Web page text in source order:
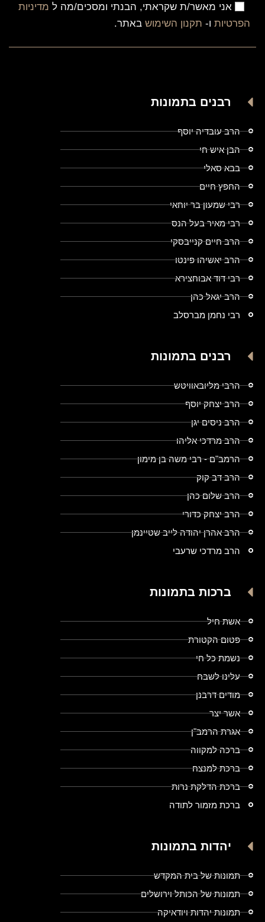
אני מאשר/ת שקראתי, הבנתי ומסכים/מה ל מדיניות
הפרטיות ו- תקנון השימוש באתר.
רבנים בתמונות
הרב עובדיה יוסף
הבן איש חי
בבא סאלי
החפץ חיים
רבי שמעון בר יוחאי
רבי מאיר בעל הנס
הרב חיים קנייבסקי
הרב יאשיהו פינטו
רבי דוד אבוחצירא
הרב יגאל כהן
רבי נחמן מברסלב
רבנים בתמונות
הרבי מליובאוויטש
הרב יצחק יוסף
הרב ניסים יגן
הרב מרדכי אליהו
הרמב"ם - רבי משה בן מימון
הרב דב קוק
הרב שלום כהן
הרב יצחק כדורי
הרב אהרן יהודה לייב שטיינמן
הרב מרדכי שרעבי
ברכות בתמונות
אשת חיל
פטום הקטורת
נשמת כל חי
עלינו לשבח
מודים דרבנן
אשר יצר
אגרת הרמב"ן
ברכה למקווה
ברכת למנצח
ברכת הדלקת נרות
ברכת מזמור לתודה
יהדות בתמונות
תמונות של בית המקדש
תמונות של הכותל וירושלים
תמונות יהדות ויודאיקה